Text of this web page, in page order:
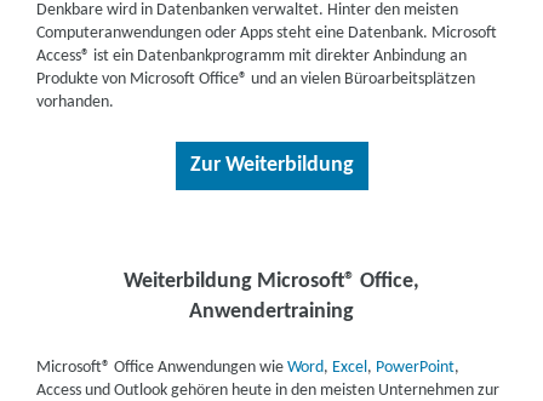
Denkbare wird in Datenbanken verwaltet. Hinter den meisten
Computeranwendungen oder Apps steht eine Datenbank. Microsoft
Access® ist ein Datenbankprogramm mit direkter Anbindung an
Produkte von Microsoft Office® und an vielen Büroarbeitsplätzen
vorhanden.
Zur Weiterbildung
Weiterbildung Microsoft® Office,
Anwendertraining
Microsoft® Office Anwendungen wieWord, Excel, PowerPoint,
Access und Outlook gehören heute in den meisten Unternehmen zur